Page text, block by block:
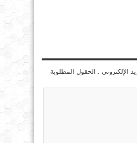
الإلكتروني . الحقول المطلوبة